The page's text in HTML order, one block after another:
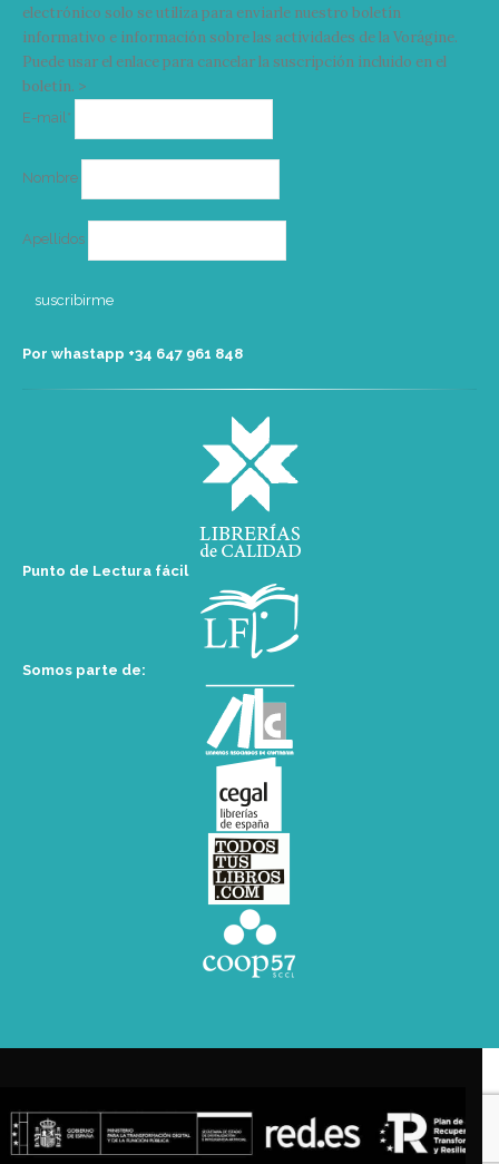
electrónico solo se utiliza para enviarle nuestro boletín
informativo e información sobre las actividades de la Vorágine.
Puede usar el enlace para cancelar la suscripción incluido en el
boletín. >
E-mail*
Nombre
Apellidos
Por whastapp +34 ‭647 961 848‬
Punto de Lectura fácil
Somos parte de: